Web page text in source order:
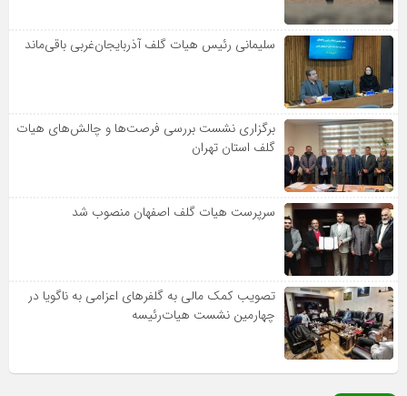
سلیمانی رئیس هیات گلف آذربایجان‌غربی باقی‌ماند
برگزاری نشست بررسی فرصت‌ها و چالش‌های هیات
گلف استان تهران
سرپرست هیات گلف اصفهان منصوب شد
تصویب کمک مالی به گلفرهای اعزامی به ناگویا در
چهارمین نشست هیات‌رئیسه